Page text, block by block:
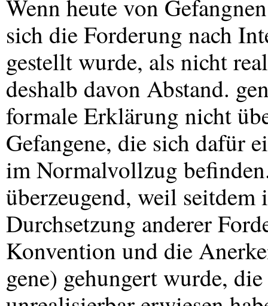
Wenn heute von
sich die Forderung nach
gestellt wurde, als nicht
deshalb davon Abstand.
formale Erklärung nicht
Gefangene, die sich dafür
im Normalvollzug
überzeugend, weil
Durchsetzung anderer
Konvention und die
gene) gehungert wurde,